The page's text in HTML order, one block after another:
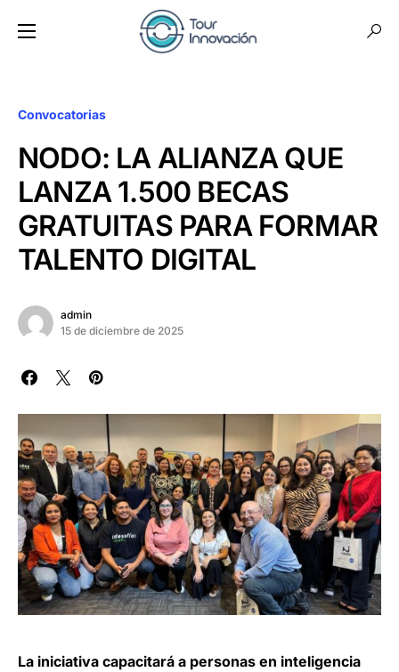
Convocatorias
NODO: LA ALIANZA QUE
LANZA 1.500 BECAS
GRATUITAS PARA FORMAR
TALENTO DIGITAL
admin
15 de diciembre de 2025
La iniciativa capacitará a personas en inteligencia